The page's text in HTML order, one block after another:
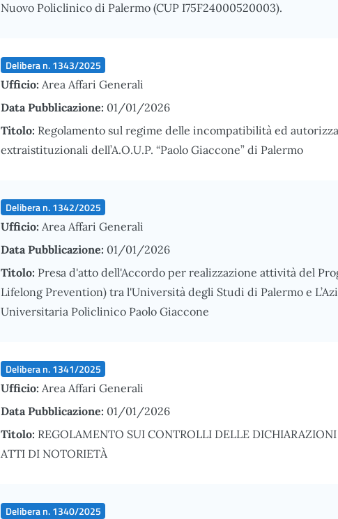
Nuovo Policlinico di Palermo (CUP I75F24000520003).
Delibera n. 1343/2025
Ufficio: Area Affari Generali
Data Pubblicazione: 01/01/2026
Titolo: Regolamento sul regime delle incompatibilità ed
extraistituzionali dell’A.O.U.P. “Paolo Giaccone” di Palermo
Delibera n. 1342/2025
Ufficio: Area Affari Generali
Data Pubblicazione: 01/01/2026
Titolo: Presa d'atto dell'Accordo per realizzazione attività del
Lifelong Prevention) tra l'Università degli Studi di Palermo e
Universitaria Policlinico Paolo Giaccone
Delibera n. 1341/2025
Ufficio: Area Affari Generali
Data Pubblicazione: 01/01/2026
Titolo: REGOLAMENTO SUI CONTROLLI DELLE
ATTI DI NOTORIETÀ
Delibera n. 1340/2025